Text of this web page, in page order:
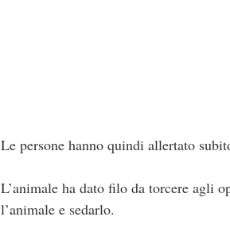
Le persone hanno quindi allertato
L’animale ha dato filo da torcere agli
l’animale e sedarlo.